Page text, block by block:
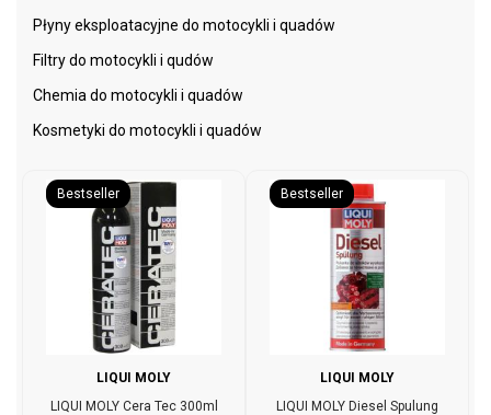
Płyny eksploatacyjne do motocykli i quadów
Filtry do motocykli i qudów
Chemia do motocykli i quadów
Kosmetyki do motocykli i quadów
Bestseller
LIQUI MOLY
LIQUI MOLY Cera Tec 300ml
Bestseller
LIQUI MOLY
LIQUI MOLY Diesel Spulung